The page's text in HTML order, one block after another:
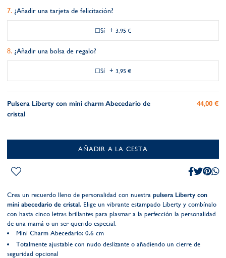
¿Añadir una tarjeta de felicitación?
Sí + 3,95 €
¿Añadir una bolsa de regalo?
Sí + 3,95 €
Pulsera Liberty con mini charm Abecedario de
cristal
44,00 €
AÑADIR A LA CESTA
Crea un recuerdo lleno de personalidad con nuestra pulsera Liberty con
mini abecedario de cristal. Elige un vibrante estampado Liberty y combínalo
con hasta cinco letras brillantes para plasmar a la perfección la personalidad
de una mamá o un ser querido especial.
Mini Charm Abecedario: 0.6 cm
Totalmente ajustable con nudo deslizante o añadiendo un cierre de
seguridad opcional